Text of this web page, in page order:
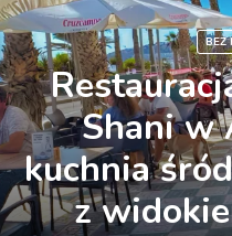
BEZ
Shani w
kuchnia
z